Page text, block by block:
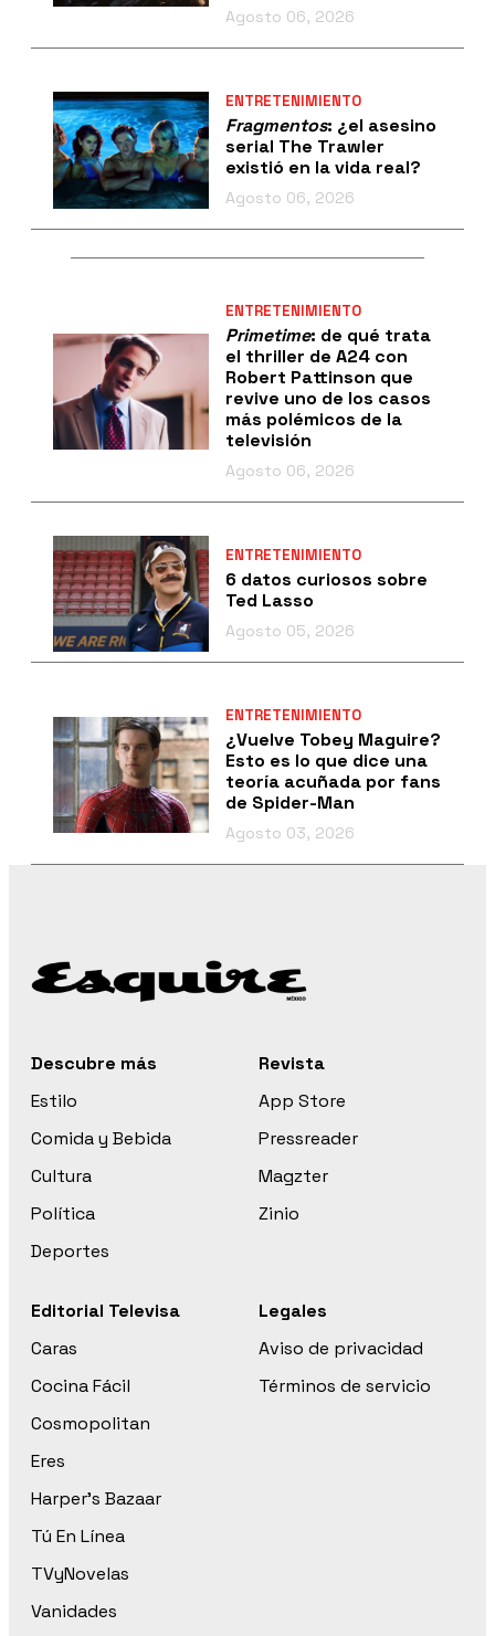
Agosto 06, 2026
ENTRETENIMIENTO
Fragmentos: ¿el asesino
serial The Trawler
existió en la vida real?
Agosto 06, 2026
ENTRETENIMIENTO
Primetime: de qué trata
el thriller de A24 con
Robert Pattinson que
revive uno de los casos
más polémicos de la
televisión
Agosto 06, 2026
ENTRETENIMIENTO
6 datos curiosos sobre
Ted Lasso
Agosto 05, 2026
ENTRETENIMIENTO
¿Vuelve Tobey Maguire?
Esto es lo que dice una
teoría acuñada por fans
de Spider-Man
Agosto 03, 2026
Descubre más
Estilo
Comida y Bebida
Cultura
Política
Deportes
Revista
App Store
Pressreader
Magzter
Zinio
Editorial Televisa
Caras
Cocina Fácil
Cosmopolitan
Eres
Harper’s Bazaar
Tú En Línea
TVyNovelas
Vanidades
Legales
Aviso de privacidad
Términos de servicio